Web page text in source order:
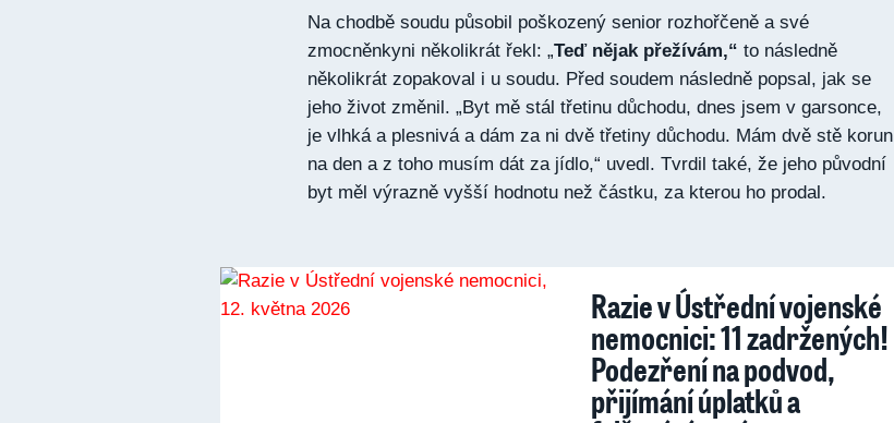
Na chodbě soudu působil poškozený senior rozhořčeně a své
zmocněnkyni několikrát řekl: „Teď nějak přežívám,“ to následně
několikrát zopakoval i u soudu. Před soudem následně popsal, jak se
jeho život změnil. „Byt mě stál třetinu důchodu, dnes jsem v garsonce,
je vlhká a plesnivá a dám za ni dvě třetiny důchodu. Mám dvě stě korun
na den a z toho musím dát za jídlo,“ uvedl. Tvrdil také, že jeho původní
byt měl výrazně vyšší hodnotu než částku, za kterou ho prodal.
Razie v Ústřední vojenské
nemocnici: 11 zadržených!
Podezření na podvod,
přijímání úplatků a